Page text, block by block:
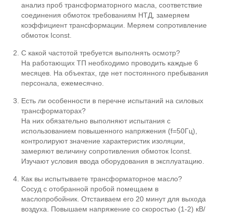
анализ проб трансформаторного масла, соответствие
соединения обмоток требованиям НТД, замеряем
коэффициент трансформации. Меряем сопротивление
обмоток Iconst.
С какой частотой требуется выполнять осмотр?
На работающих ТП необходимо проводить каждые 6
месяцев. На объектах, где нет постоянного пребывания
персонала, ежемесячно.
Есть ли особенности в перечне испытаний на силовых
трансформаторах?
На них обязательно выполняют испытания с
использованием повышенного напряжения (f=50Гц),
контролируют значение характеристик изоляции,
замеряют величину сопротивления обмоток Iconst.
Изучают условия ввода оборудования в эксплуатацию.
Как вы испытываете трансформаторное масло?
Сосуд с отобранной пробой помещаем в
маслопробойник. Отстаиваем его 20 минут для выхода
воздуха. Повышаем напряжение со скоростью (1-2) кВ/